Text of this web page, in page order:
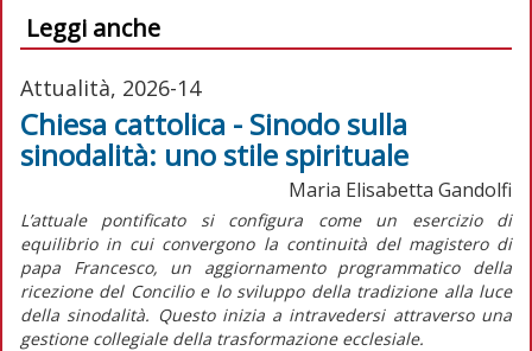
Leggi anche
Attualità, 2026-14
Chiesa cattolica - Sinodo sulla
sinodalità: uno stile spirituale
Maria Elisabetta Gandolfi
L’attuale pontificato si configura come un esercizio di
equilibrio in cui convergono la continuità del magistero di
papa Francesco, un aggiornamento programmatico della
ricezione del Concilio e lo sviluppo della tradizione alla luce
della sinodalità. Questo inizia a intravedersi attraverso una
gestione collegiale della trasformazione ecclesiale.